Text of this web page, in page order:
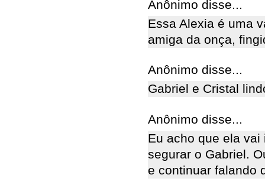
Anônimo disse...
Essa Alexia é uma
amiga da onça,
Anônimo disse...
Gabriel e Cristal
Anônimo disse...
Eu acho que ela
segurar o Gabriel.
e continuar falando